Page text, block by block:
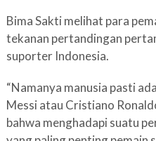
Bima Sakti melihat para
tekanan pertandingan
suporter Indonesia.
“Namanya manusia pasti
Messi atau Cristiano
bahwa menghadapi suatu